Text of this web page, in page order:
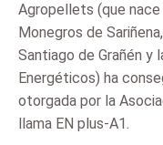
Agropellets (que nace
Monegros de
Santiago de Grañén y
Energéticos) ha
otorgada por la
llama EN plus-A1.